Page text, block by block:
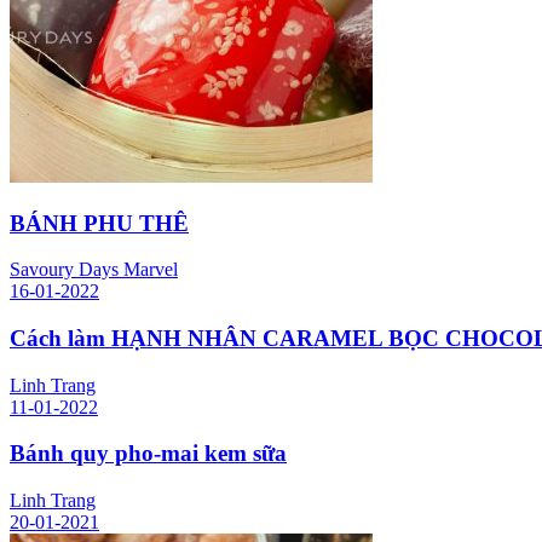
BÁNH PHU THÊ
Savoury Days Marvel
16-01-2022
Cách làm HẠNH NHÂN CARAMEL BỌC
Linh Trang
11-01-2022
Bánh quy pho-mai kem sữa
Linh Trang
20-01-2021